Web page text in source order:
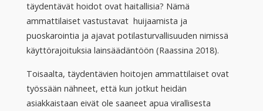
täydentävät hoidot ovat haitallisia? Nämä
ammattilaiset vastustavat huijaamista ja
puoskarointia ja ajavat potilasturvallisuuden nimissä
käyttörajoituksia lainsäädäntöön (Raassina 2018).
Toisaalta, täydentävien hoitojen ammattilaiset ovat
työssään nähneet, että kun jotkut heidän
asiakkaistaan eivät ole saaneet apua virallisesta